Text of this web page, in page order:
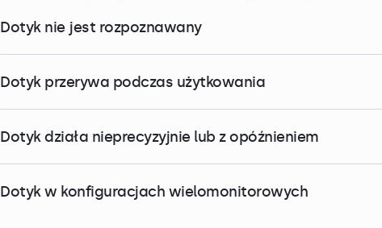
Dotyk nie jest rozpoznawany
Dotyk przerywa podczas użytkowania
Dotyk działa nieprecyzyjnie lub z opóźnieniem
Dotyk w konfiguracjach wielomonitorowych